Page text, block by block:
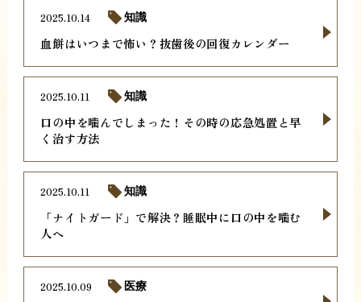
血餅はいつまで怖い？抜歯後の回復カレンダー
2025.10.14 知識
口の中を噛んでしまった！その時の応急処置と早
く治す方法
2025.10.11 知識
「ナイトガード」で解決？睡眠中に口の中を噛む
人へ
2025.10.11 知識
2025.10.09 医療